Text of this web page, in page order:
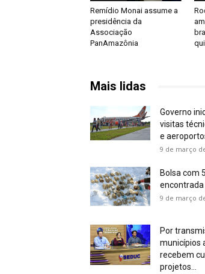
Remídio Monai assume a
presidência da
Associação
PanAmazônia
Mais lidas
Governo
visitas
e
9 de março
Bolsa com
encontrada
9 de março
Por
municípios
recebem
projetos...